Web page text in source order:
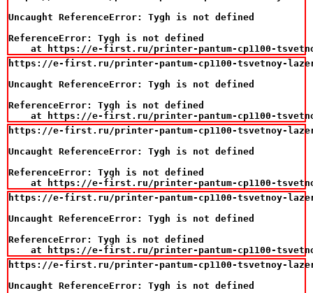
Uncaught ReferenceError: Tygh is not defined
ReferenceError: Tygh is not defined
at https://e-first.ru/printer-pantum-cp1100-
https://e-first.ru/printer-pantum-cp1100-tsvetnoy-
Uncaught ReferenceError: Tygh is not defined
ReferenceError: Tygh is not defined
at https://e-first.ru/printer-pantum-cp1100-
https://e-first.ru/printer-pantum-cp1100-tsvetnoy-
Uncaught ReferenceError: Tygh is not defined
ReferenceError: Tygh is not defined
at https://e-first.ru/printer-pantum-cp1100-
https://e-first.ru/printer-pantum-cp1100-tsvetnoy-
Uncaught ReferenceError: Tygh is not defined
ReferenceError: Tygh is not defined
at https://e-first.ru/printer-pantum-cp1100-
https://e-first.ru/printer-pantum-cp1100-tsvetnoy-
Uncaught ReferenceError: Tygh is not defined